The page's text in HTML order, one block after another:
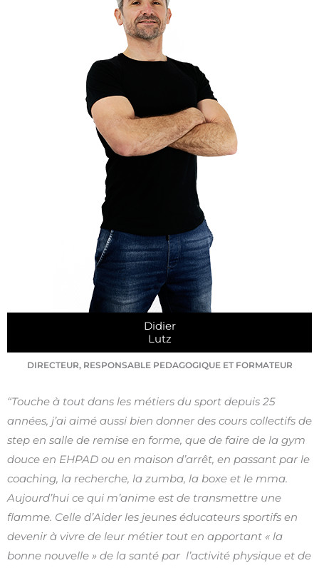
Didier
Lutz
DIRECTEUR, RESPONSABLE PEDAGOGIQUE ET FORMATEUR
“Touche à tout dans les métiers du sport depuis 25
années, j’ai aimé aussi bien donner des cours collectifs de
step en salle de remise en forme, que de faire de la gym
douce en EHPAD ou en maison d’arrêt, en passant par le
coaching, la recherche, la zumba, la boxe et le mma.
Aujourd’hui ce qui m’anime est de transmettre une
flamme. Celle d’Aider les jeunes éducateurs sportifs en
devenir à vivre de leur métier tout en apportant « la
bonne nouvelle » de la santé par l’activité physique et de